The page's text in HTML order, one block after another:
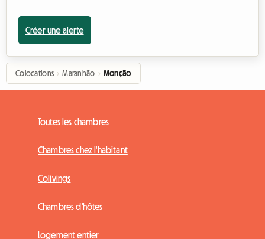
Créer une alerte
Colocations › Maranhão › Monção
Toutes les chambres
Chambres chez l'habitant
Colivings
Chambres d'hôtes
Logement entier